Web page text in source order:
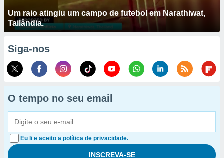
Um raio atingiu um campo de futebol em Narathiwat,
Tailândia.
Siga-nos
O tempo no seu email
Eu li e aceito a política de privacidade.